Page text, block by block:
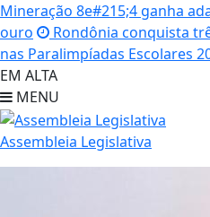
Mineração 8e#215;4 ganha
ouro
Rondônia conquista
nas Paralimpíadas Escolares
EM ALTA
MENU
Assembleia Legislativa